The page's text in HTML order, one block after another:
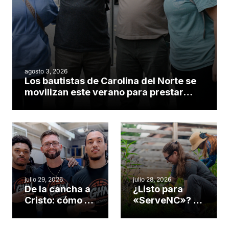
agosto 3, 2026
Los bautistas de Carolina del Norte se
movilizan este verano para prestar
julio 29, 2026
De la cancha a
Cristo: cómo el
gimnasio de
julio 28, 2026
¿Listo para
«ServeNC»? 4